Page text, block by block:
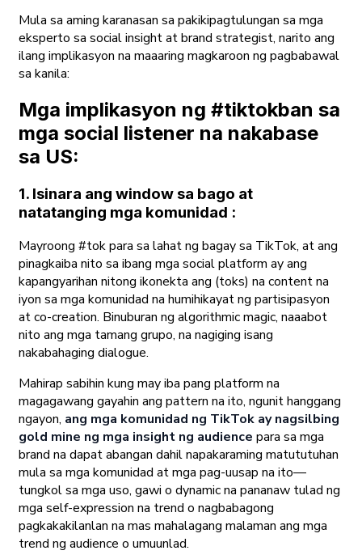
Mula sa aming karanasan sa pakikipagtulungan sa mga
eksperto sa social insight at brand strategist, narito ang
ilang implikasyon na maaaring magkaroon ng pagbabawal
sa kanila:
Mga implikasyon ng #tiktokban sa
mga social listener na nakabase
sa US:
1. Isinara ang window sa bago at
natatanging mga komunidad :
Mayroong #tok para sa lahat ng bagay sa TikTok, at ang
pinagkaiba nito sa ibang mga social platform ay ang
kapangyarihan nitong ikonekta ang (toks) na content na
iyon sa mga komunidad na humihikayat ng partisipasyon
at co-creation. Binuburan ng algorithmic magic, naaabot
nito ang mga tamang grupo, na nagiging isang
nakabahaging dialogue.
Mahirap sabihin kung may iba pang platform na
magagawang gayahin ang pattern na ito, ngunit hanggang
ngayon, ang mga komunidad ng TikTok ay nagsilbing
gold mine ng mga insight ng audience para sa mga
brand na dapat abangan dahil napakaraming matututuhan
mula sa mga komunidad at mga pag-uusap na ito—
tungkol sa mga uso, gawi o dynamic na pananaw tulad ng
mga self-expression na trend o nagbabagong
pagkakakilanlan na mas mahalagang malaman ang mga
trend ng audience o umuunlad.